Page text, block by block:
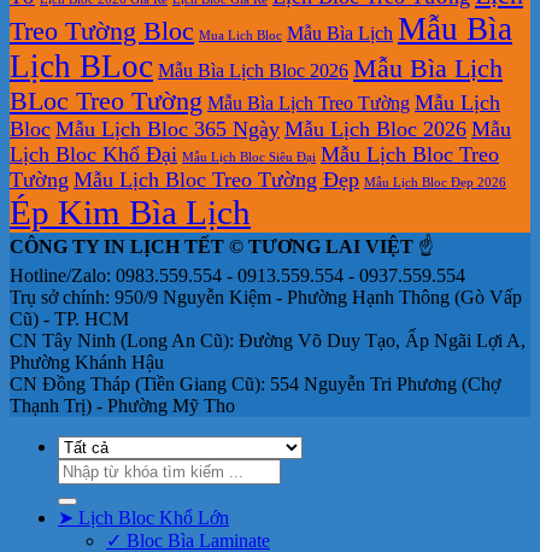
tại
tphcm
Treo Tường Bloc Mua Lich Bloc Mẫu Bìa Lịch Mẫu Bìa
Lịch BLoc Mẫu Bìa Lịch Bloc 2026 Mẫu Bìa Lịch
BLoc Treo Tường Mẫu Bìa Lịch Treo Tường Mẫu Lịch
Bloc Mẫu Lịch Bloc 365 Ngày Mẫu Lịch Bloc 2026 Mẫu
Lịch Bloc Khổ Đại Mẫu Lịch Bloc Siêu Đại Mẫu Lịch Bloc Treo
Tường Mẫu Lịch Bloc Treo Tường Đẹp Mẫu Lịch Bloc Đẹp 2026
Ép Kim Bìa Lịch
CÔNG TY IN LỊCH TẾT © TƯƠNG LAI VIỆT ☝️
Hotline/Zalo: 0983.559.554 - 0913.559.554 - 0937.559.554
Trụ sở chính: 950/9 Nguyễn Kiệm - Phường Hạnh Thông (Gò Vấp
Cũ) - TP. HCM
CN Tây Ninh (Long An Cũ): Đường Võ Duy Tạo, Ấp Ngãi Lợi A,
Phường Khánh Hậu
CN Đồng Tháp (Tiền Giang Cũ): 554 Nguyễn Tri Phương (Chợ
Thạnh Trị) - Phường Mỹ Tho
Tìm
kiếm:
➤ Lịch Bloc Khổ Lớn
✓ Bloc Bìa Laminate